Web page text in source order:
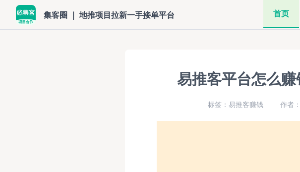
集客圈 ｜ 地推项目拉新一手接单平台 首页
易推客平台怎么
标签：易推客赚钱 作者